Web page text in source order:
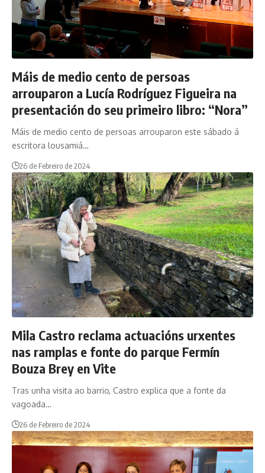
Máis de medio cento de persoas
arrouparon a Lucía Rodríguez Figueira na
presentación do seu primeiro libro: “Nora”
Máis de medio cento de persoas arrouparon este sábado á
escritora lousamiá…
26 de Febreiro de 2024
Mila Castro reclama actuacións urxentes
nas ramplas e fonte do parque Fermín
Bouza Brey en Vite
Tras unha visita ao barrio, Castro explica que a fonte da
vagoada…
26 de Febreiro de 2024